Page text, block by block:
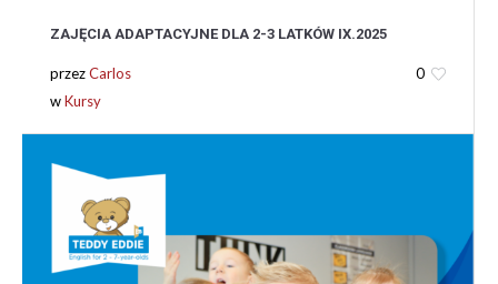
ZAJĘCIA ADAPTACYJNE DLA 2-3 LATKÓW IX.2025
0
przezCarlos
wKursy